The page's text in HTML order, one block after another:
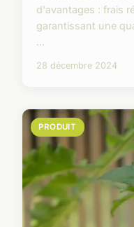
d'avantages : frais
garantissant une
...
28 décembre 2024
PRODUIT